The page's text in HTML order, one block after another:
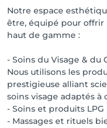
gamme
Des cabines de soin
climatisation,
unique.
- Des soins visage
prestigieuse
innovations en
- Un espace dédié à
équipé des
Notre espace
être, équipé pour
haut de gamme :
- Soins du Visage & du
Nous utilisons les
prestigieuse alliant
soins visage adaptés à
- Soins et produits
- Massages et rituels